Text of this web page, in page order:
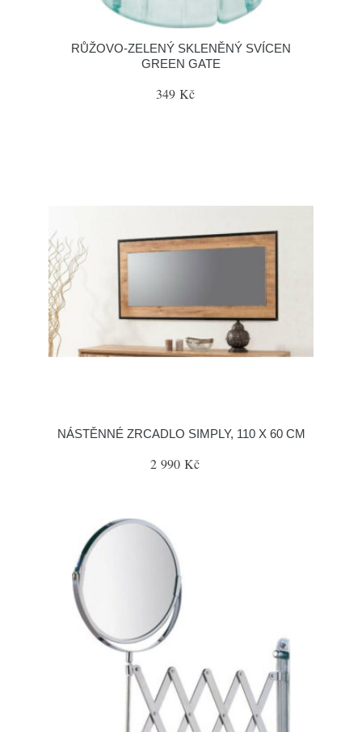
RŮŽOVO-ZELENÝ SKLENĚNÝ SVÍCEN
GREEN GATE
349 Kč
NÁSTĚNNÉ ZRCADLO SIMPLY, 110 X 60 CM
2 990 Kč